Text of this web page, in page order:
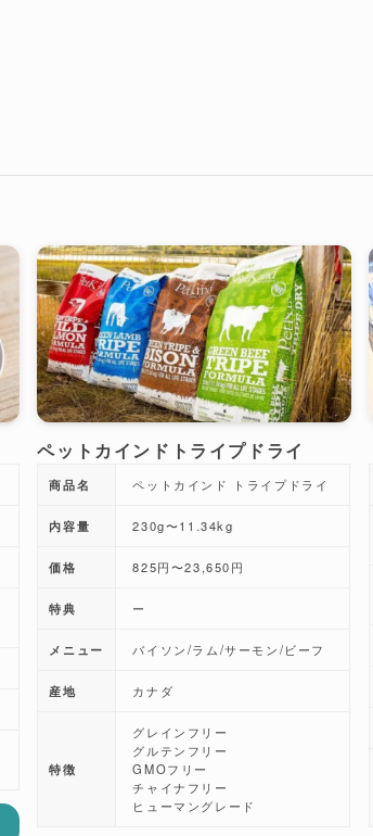
ペットカインドトライプドライ
商品名 ペットカインド トライプドライ
内容量 230g〜11.34kg
価格 825円〜23,650円
特典 ー
メニュー バイソン/ラム/サーモン/ビーフ
産地 カナダ
特徴
グレインフリー
グルテンフリー
GMOフリー
チャイナフリー
ヒューマングレード